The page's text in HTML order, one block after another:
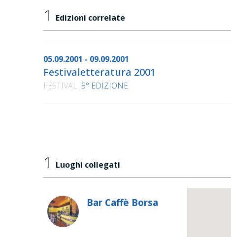
1 Edizioni correlate
05.09.2001 - 09.09.2001
Festivaletteratura 2001
FESTIVAL 5° EDIZIONE
1 Luoghi collegati
Bar Caffè Borsa